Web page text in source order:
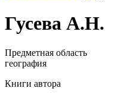
Гусева А.Н.
Предметная область
география
Книги автора